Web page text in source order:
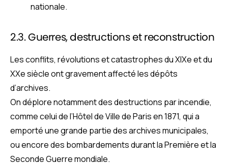
nationale.
2.3. Guerres, destructions et reconstruction
Les conflits, révolutions et catastrophes du XIXe et du
XXe siècle ont gravement affecté les dépôts
d’archives.
On déplore notamment des destructions par incendie,
comme celui de l’Hôtel de Ville de Paris en 1871, qui a
emporté une grande partie des archives municipales,
ou encore des bombardements durant la Première et la
Seconde Guerre mondiale.